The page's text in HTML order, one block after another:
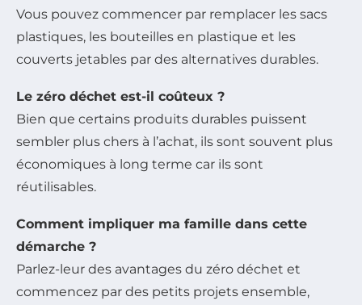
Vous pouvez commencer par remplacer les sacs
plastiques, les bouteilles en plastique et les
couverts jetables par des alternatives durables.
Le zéro déchet est-il coûteux ?
Bien que certains produits durables puissent
sembler plus chers à l’achat, ils sont souvent plus
économiques à long terme car ils sont
réutilisables.
Comment impliquer ma famille dans cette
démarche ?
Parlez-leur des avantages du zéro déchet et
commencez par des petits projets ensemble,